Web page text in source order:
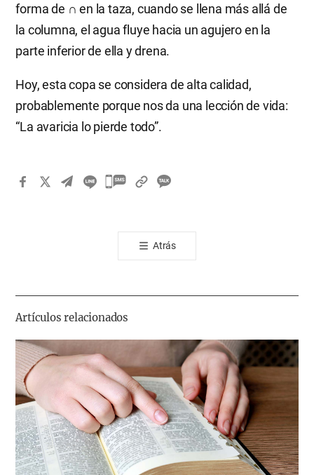
forma de ∩ en la taza, cuando se llena más allá de
la columna, el agua fluye hacia un agujero en la
parte inferior de ella y drena.
Hoy, esta copa se considera de alta calidad,
probablemente porque nos da una lección de vida:
“La avaricia lo pierde todo”.
카
톡
공
기
Atrás
Artículos relacionados